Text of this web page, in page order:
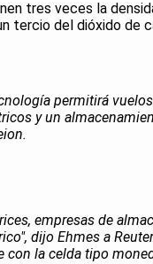
tres veces la
tercio del dióxido de
permitirá
y un
empresas de
dijo Ehmes a
la celda tipo